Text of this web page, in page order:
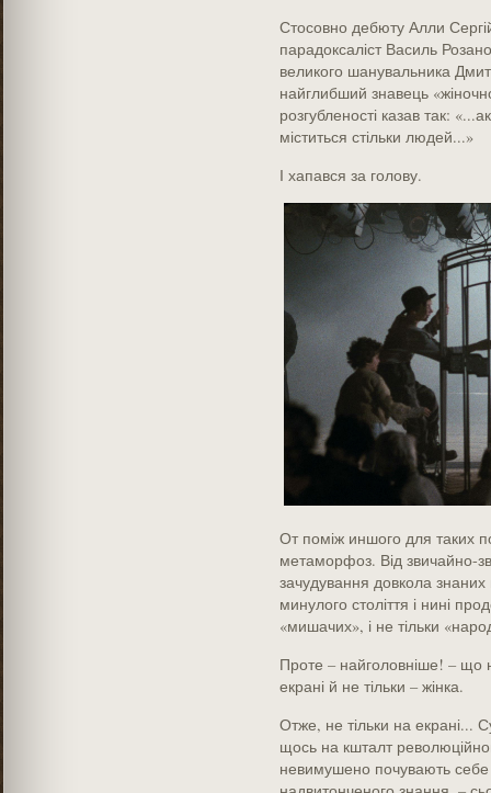
Стосовно дебюту Алли
парадоксаліст Василь
великого шанувальника
найглибший знавець
розгубленості казав так:
міститься стільки людей...»
І хапався за голову.
От поміж иншого для таких
метаморфоз. Від звичайно-
зачудування довкола знаних
минулого століття і нині
«мишачих», і не тільки
Проте – найголовніше! – що
екрані й не тільки – жінка.
Отже, не тільки на екрані...
щось на кшталт
невимушено почувають себе